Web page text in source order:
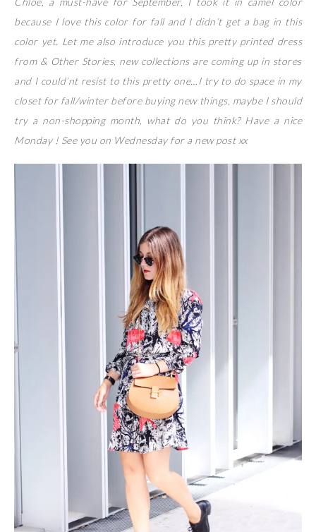
because I love this color for fall and I didn’t get a bag in this
color yet. Let me also introduce you this pretty printed dress
from & Other Stories, new collections are coming up in stores
and I could’nt resist to this pretty one…I try to do space in my
closet for fall/winter before buying new things, maybe I should
try a non-shopping month, what do you think? Have a nice
Monday ! See you on Wednesday for a new post xx